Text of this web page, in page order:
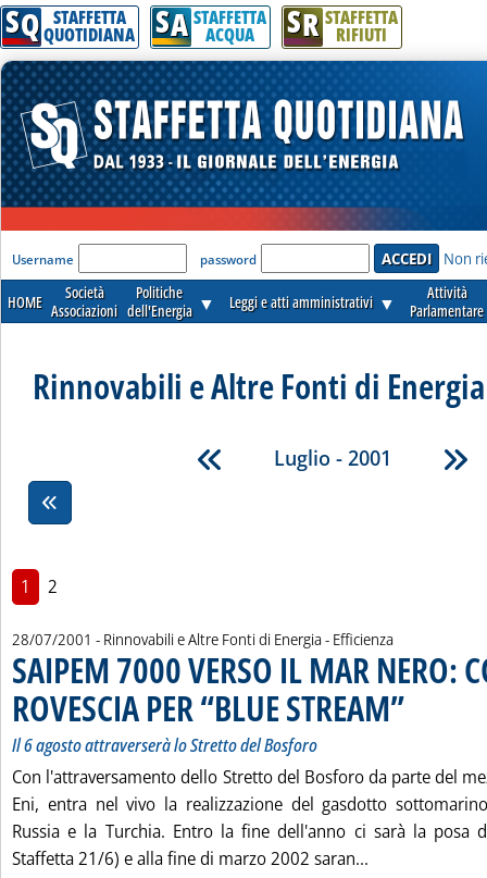
SQ STAFFETTA
QUOTIDIANA SA STAFFETTA
ACQUA SR STAFFETTA
RIFIUTI
'Modulo Login per accedere'
Username password Non
HOME
Società
Associazioni
Politiche
dell'Energia ▼ Leggi e atti amministrativi ▼
Attività
Parlamentare
Rinnovabili e Altre Fonti di
Luglio - 2001
1 2
28/07/2001 - Rinnovabili e Altre Fonti di Energia - Efficienza
SAIPEM 7000 VERSO IL MAR NERO:
ROVESCIA PER “BLUE STREAM”. Sottotitolo: Il
. Pubblicata
Il 6 agosto attraverserà lo Stretto del Bosforo
Con l'attraversamento dello Stretto del Bosforo da parte del
Eni, entra nel vivo la realizzazione del gasdotto
Russia e la Turchia. Entro la fine dell'anno ci sarà la posa
Staffetta 21/6) e alla fine di marzo 2002 saran...